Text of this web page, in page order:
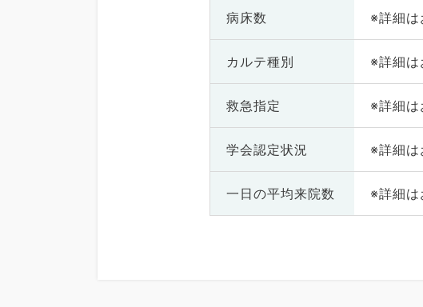
病床数 ※詳細は
カルテ種別 ※詳細は
救急指定 ※詳細は
学会認定状況 ※詳細は
一日の平均来院数 ※詳細は